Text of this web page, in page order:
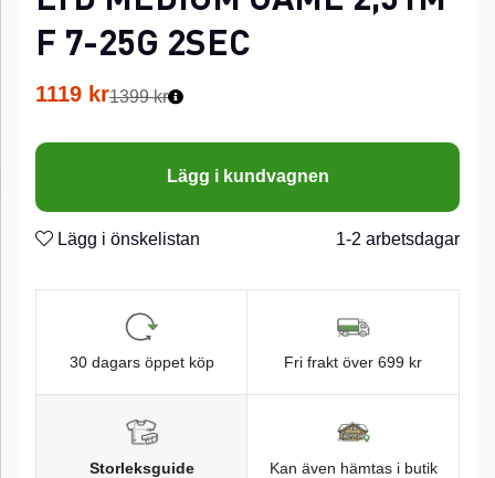
F 7-25G 2SEC
1119 kr1399 kr
Lägg i kundvagnen
Lägg i önskelistan 1-2 arbetsdagar
30 dagars öppet köp Fri frakt över 699 kr
Storleksguide Kan även hämtas i butik